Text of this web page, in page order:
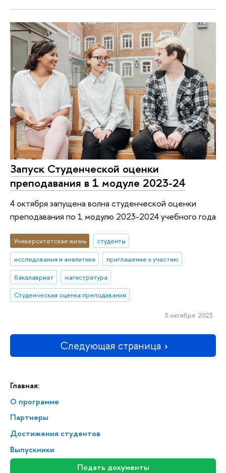
Главная:
О программе
Партнеры
Достижения студентов
Выпускники
Подать документы
Запуск Студенческой оценки
преподавания в 1 модуле 2023-24
4 октября запущена волна студенческой оценки
преподавания по 1 модулю 2023-2024 учебного года
Университетская жизнь
студенты
исследования и аналитика
приглашение к участию
бакалавриат
магистратура
Студенческая оценка преподавания
5 октября 2023
Следующая страница